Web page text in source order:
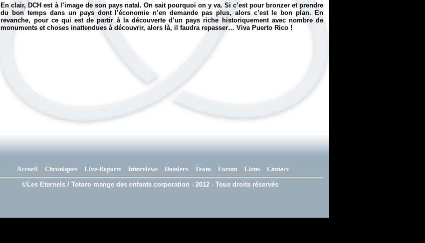
En clair, DCH est à l’image de son pays natal. On sait pourquoi on y va. Si c’est pour bronzer et prendre
du bon temps dans un pays dont l’économie n’en demande pas plus, alors c’est le bon plan. En
revanche, pour ce qui est de partir à la découverte d’un pays riche historiquement avec nombre de
monuments et choses inattendues à découvrir, alors là, il faudra repasser… Viva Puerto Rico !
Accueil Chroniques Live-Reports Interviews Dossiers Team Forum Liens Contact
©Les Eternels / Totoro mange des enfants corporation - 2012 - Tous droits réservés